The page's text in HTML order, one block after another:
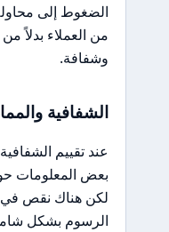
الضغوط إلى
من العملاء بدلاً
وشفافة.
الشفافية
بعض المعلومات
لكن هناك نقص في
الرسوم بشكل